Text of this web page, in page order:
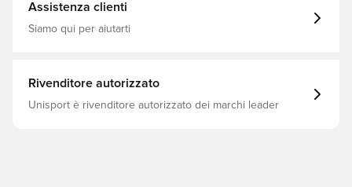
Assistenza clienti
Siamo qui per aiutarti
Rivenditore autorizzato
Unisport è rivenditore autorizzato dei marchi leader